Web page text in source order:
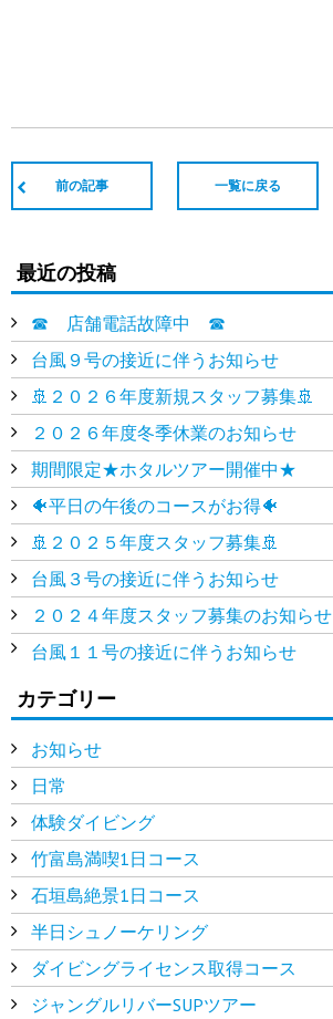
前の記事 一覧に戻る
最近の投稿
☎ 店舗電話故障中 ☎
台風９号の接近に伴うお知らせ
🚢２０２６年度新規スタッフ募集🚢
２０２６年度冬季休業のお知らせ
期間限定★ホタルツアー開催中★
🐠平日の午後のコースがお得🐠
🚢２０２５年度スタッフ募集🚢
台風３号の接近に伴うお知らせ
２０２４年度スタッフ募集のお知らせ
台風１１号の接近に伴うお知らせ
カテゴリー
お知らせ
日常
体験ダイビング
竹富島満喫1日コース
石垣島絶景1日コース
半日シュノーケリング
ダイビングライセンス取得コース
ジャングルリバーSUPツアー